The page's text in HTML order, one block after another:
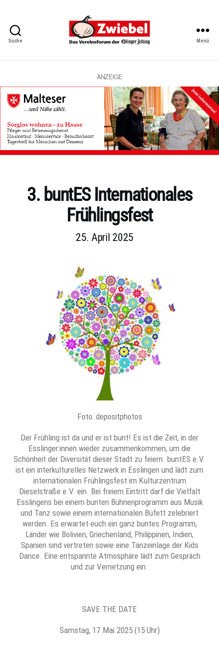
Suche
Vereinsforum
Eßlinger
Zeitung
Menü
ANZEIGE
Kategorien3. buntES Internationales
Frühlingsfest
25. April 2025
Foto: depositphotos
Der Frühling ist da und er ist bunt! Es ist die Zeit, in der
Esslinger:innen wieder zusammenkommen, um die
Schönheit der Diversität dieser Stadt zu feiern. buntES e.V.
ist ein interkulturelles Netzwerk in Esslingen und lädt zum
internationalen Frühlingsfest im Kulturzentrum
Dieselstraße e.V. ein. Bei freiem Eintritt darf die Vielfalt
Esslingens bei einem bunten Bühnenprogramm aus Musik
und Tanz sowie einem internationalen Büfett zelebriert
werden. Es erwartet euch ein ganz buntes Programm,
Länder wie Bolivien, Griechenland, Philippinen, Indien,
Spanien sind vertreten sowie eine Tanzeinlage der Kids
Dance. Eine entspannte Atmosphäre lädt zum Gespräch
und zur Vernetzung ein.
SAVE THE DATE
Samstag, 17.Mai.2025 (15 Uhr)